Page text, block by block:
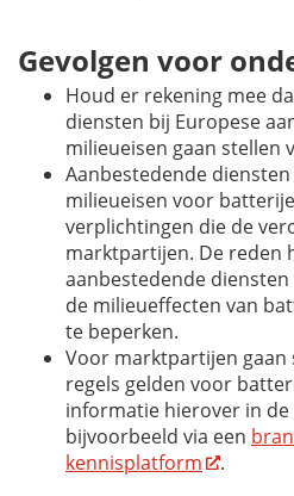
Gevolgen voor
Houd er rekening mee
diensten bij Europese
milieueisen gaan stellen
Aanbestedende
milieueisen voor
verplichtingen die de
marktpartijen. De reden
aanbestedende
de milieueffecten van
te beperken.
Voor marktpartijen gaan
regels gelden voor
informatie hierover in
bijvoorbeeld via een
kennisplatform
.